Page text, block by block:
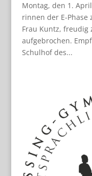
Mon­tag, den 1.
rin­nen der E-Phase
Frau Kuntz, freu­dig
auf­ge­bro­chen.
Schul­hof des...